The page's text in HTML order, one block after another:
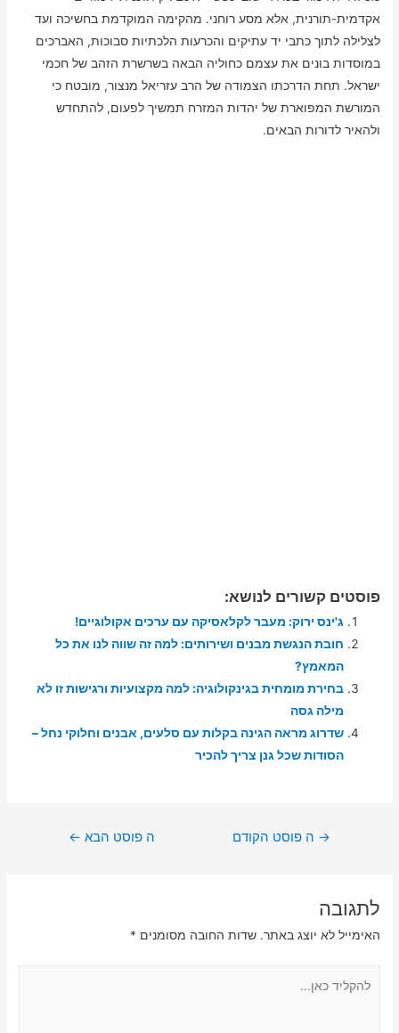
אקדמית-תורנית, אלא מסע רוחני. מהקימה המוקדמת בחשיכה ועד
לצלילה לתוך כתבי יד עתיקים והכרעות הלכתיות סבוכות, האברכים
במוסדות בונים את עצמם כחוליה הבאה בשרשרת הזהב של חכמי
ישראל. תחת הדרכתו הצמודה של הרב עזריאל מנצור, מובטח כי
המורשת המפוארת של יהדות המזרח תמשיך לפעום, להתחדש
ולהאיר לדורות הבאים.
פוסטים קשורים לנושא:
ג'ינס ירוק: מעבר לקלאסיקה עם ערכים אקולוגיים!
חובת הנגשת מבנים ושירותים: למה זה שווה לנו את כל
המאמץ?
בחירת מומחית בגינקולוגיה: למה מקצועיות ורגישות זו לא
מילה גסה
שדרוג מראה הגינה בקלות עם סלעים, אבנים וחלוקי נחל –
הסודות שכל גנן צריך להכיר
ניווט
→ ה פוסט הקודם ה פוסט הבא ←
לתגובה
האימייל לא יוצג באתר. שדות החובה מסומנים *